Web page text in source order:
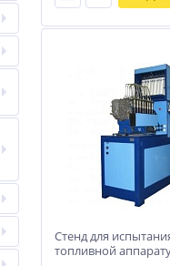
Стенд для
топливной